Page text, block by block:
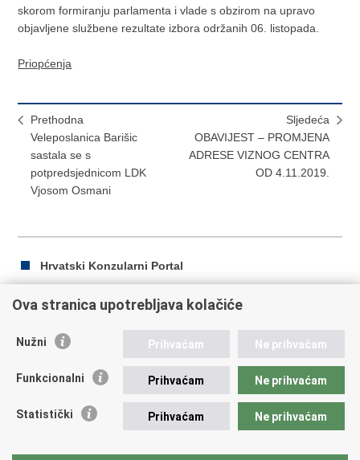
skorom formiranju parlamenta i vlade s obzirom na upravo
objavljene službene rezultate izbora održanih 06. listopada.
Priopćenja
Prethodna
Veleposlanica Barišic
sastala se s
potpredsjednicom LDK
Vjosom Osmani
Sljedeća
OBAVIJEST – PROMJENA
ADRESE VIZNOG CENTRA
OD 4.11.2019.
Hrvatski Konzularni Portal
Ispiši
Podijeli
Facebooku
Twitteru
Republika Hrvatska
Trg N.Š. Zrinskog 7-8, 10000 Zagreb
fax: +385 (0)1 4551 795, +385 (0)1 4920 149
Ova stranica upotrebljava kolačiće
Nužni Prihvaćam Ne prihvaćam
Funkcionalni Prihvaćam Ne prihvaćam
Statistički Prihvaćam Ne prihvaćam